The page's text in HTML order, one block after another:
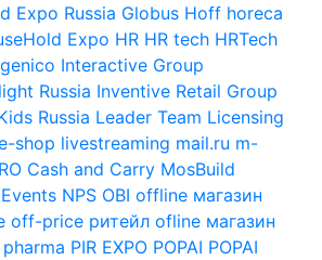
Expo Russia Globus Hoff horeca
Expo HR HR tech HRTech
Interactive Group
Russia Inventive Retail Group
Russia Leader Team Licensing
shop livestreaming mail.ru m-
Cash and Carry MosBuild
NPS OBI offline магазин
off-price ритейл ofline магазин
pharma PIR EXPO POPAI POPAI